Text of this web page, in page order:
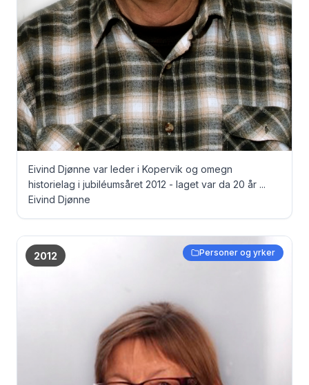
Eivind Djønne var leder i Kopervik og omegn
historielag i jubiléumsåret 2012 - laget var da 20 år ...
Eivind Djønne
2012 Personer og yrker